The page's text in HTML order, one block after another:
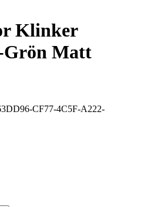
Klinker
Grön Matt
CF77-4C5F-A222-